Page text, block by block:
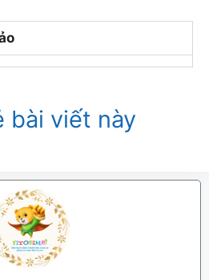
bài viết này